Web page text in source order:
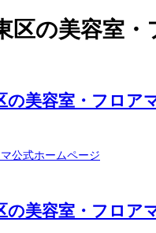
区の美容室・
の美容室・フロア
公式ホームページ
の美容室・フロア